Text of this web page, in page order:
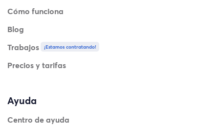
Cómo funciona
Blog
Trabajos
¡Estamos contratando!
Precios y tarifas
Ayuda
Centro de ayuda